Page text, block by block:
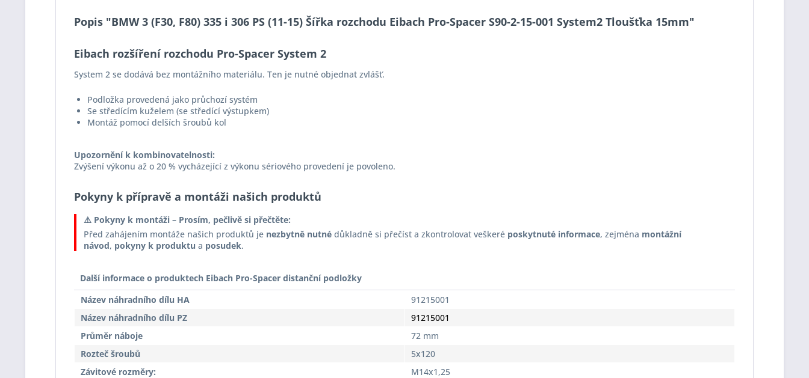
Popis "BMW 3 (F30, F80) 335 i 306 PS (11-15) Šířka rozchodu Eibach Pro-Spacer S90-2-15-001 System2 Tloušťka 15mm"
Eibach rozšíření rozchodu Pro-Spacer System 2
System 2 se dodává bez montážního materiálu. Ten je nutné objednat zvlášť.
Podložka provedená jako průchozí systém
Se středícím kuželem (se středící výstupkem)
Montáž pomocí delších šroubů kol
Upozornění k kombinovatelnosti:
Zvýšení výkonu až o 20 % vycházející z výkonu sériového provedení je povoleno.
Pokyny k přípravě a montáži našich produktů
⚠️ Pokyny k montáži – Prosím, pečlivě si přečtěte:
Před zahájením montáže našich produktů je nezbytně nutné důkladně si přečíst a zkontrolovat veškeré poskytnuté informace, zejména montážní
návod, pokyny k produktu a posudek.
Další informace o produktech Eibach Pro-Spacer distanční podložky
Název náhradního dílu HA
91215001
Název náhradního dílu PZ
91215001
Průměr náboje
72 mm
Rozteč šroubů
5x120
Závitové rozměry:
M14x1,25